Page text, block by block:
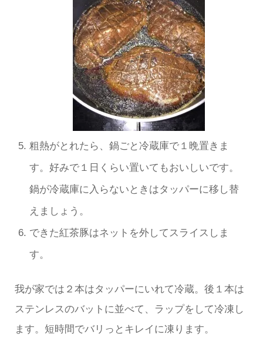
粗熱がとれたら、鍋ごと冷蔵庫で１晩置きま
す。好みで１日くらい置いてもおいしいです。
鍋が冷蔵庫に入らないときはタッパーに移し替
えましょう。
できた紅茶豚はネットを外してスライスしま
す。
我が家では２本はタッパーにいれて冷蔵。後１本は
ステンレスのバットに並べて、ラップをして冷凍し
ます。短時間でバリっとキレイに凍ります。